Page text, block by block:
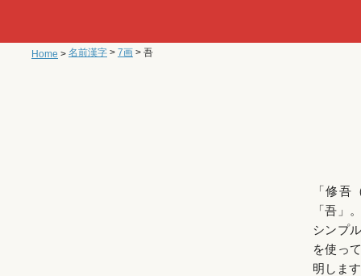
Home > 名前漢字 > 7画 > 吾
「修
「吾」
シンプ
を使っ
明しま